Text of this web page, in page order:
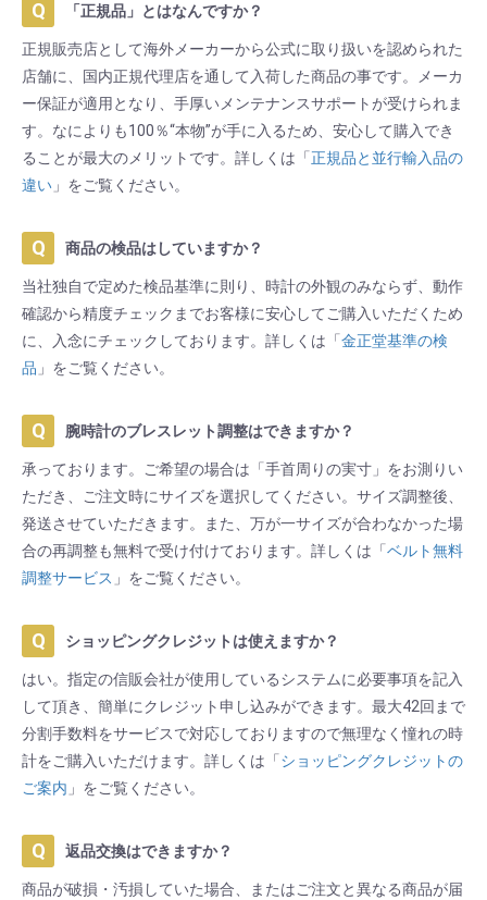
「正規品」とはなんですか？
正規販売店として海外メーカーから公式に取り扱いを認められた
店舗に、国内正規代理店を通して入荷した商品の事です。メーカ
ー保証が適用となり、手厚いメンテナンスサポートが受けられま
す。なによりも100％“本物”が手に入るため、安心して購入でき
ることが最大のメリットです。詳しくは「 正規品と並行輸入品の
違い 」をご覧ください。
商品の検品はしていますか？
当社独自で定めた検品基準に則り、時計の外観のみならず、動作
確認から精度チェックまでお客様に安心してご購入いただくため
に、入念にチェックしております。詳しくは「 金正堂基準の検
品 」をご覧ください。
腕時計のブレスレット調整はできますか？
承っております。ご希望の場合は「手首周りの実寸」をお測りい
ただき、ご注文時にサイズを選択してください。サイズ調整後、
発送させていただきます。また、万が一サイズが合わなかった場
合の再調整も無料で受け付けております。詳しくは「 ベルト無料
調整サービス 」をご覧ください。
ショッピングクレジットは使えますか？
はい。指定の信販会社が使用しているシステムに必要事項を記入
して頂き、簡単にクレジット申し込みができます。最大42回まで
分割手数料をサービスで対応しておりますので無理なく憧れの時
計をご購入いただけます。詳しくは「 ショッピングクレジットの
ご案内 」をご覧ください。
返品交換はできますか？
商品が破損・汚損していた場合、またはご注文と異なる商品が届